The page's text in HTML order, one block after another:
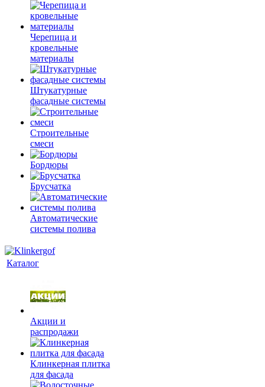
Черепица и
кровельные
материалы
Штукатурные
фасадные системы
Строительные
смеси
Бордюры
Брусчатка
Автоматические
системы полива
Каталог
Акции и
распродажи
Клинкерная плитка
для фасада